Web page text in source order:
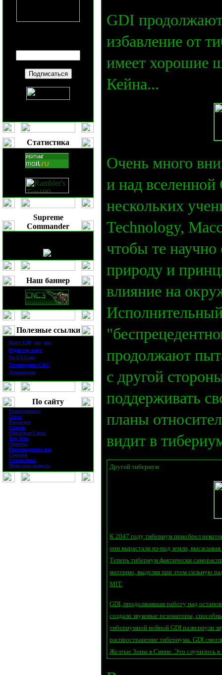
Статистика
Supreme
Commander
Наш баннер
Полезные ссылки
Патч 1.09 rus eng
Редактор карт
No EA Logo
ТелевидениеC&C
Демоверсия
По сайту
Разведданные
Поиск
Рассылка
Статьи
Обратная Связь
Top Sites
Опросы
Рекомендовать нас
Ссылки
Статистика
Прислать новость
GDI
избавление от
имеет хорошие
Кейна...
Очень много
и над
нескольких
Technology,
чтобы те научно
природу и
влияние на
продолжают
с другой
поддерживать
планы
видит в
Другой тибериум
К 2047 году тибериум приобрел
они вырастали из-под земли,
Теперь тибериум фактически
материю, выделяя при этом сильную
MIT.
GDI, продолжавшая работу над
создали звуковые резонаторы,
тибериумной войной GDI развернули
распространение тибериума. GDI
Желтые Зоны в Синие. Это случилось в